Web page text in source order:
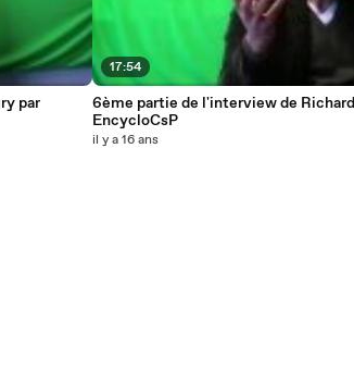
par
17:54
6ème partie de l'interview de
EncycloCsP
il y a 16 ans